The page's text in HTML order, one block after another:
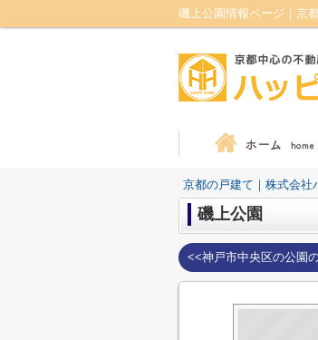
磯上公園情報ページ｜京
京都の戸建て｜株式会社
磯上公園
<<神戸市中央区の公園